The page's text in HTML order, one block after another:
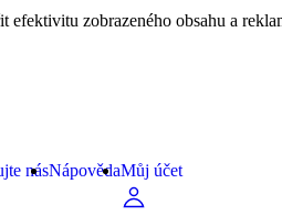
efektivitu zobrazeného obsahu a
násNápovědaMůj účet